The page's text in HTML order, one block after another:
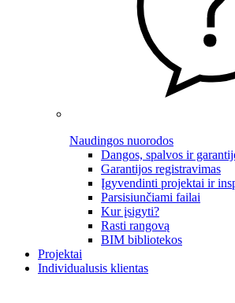
Naudingos nuorodos
Dangos, spalvos ir
Garantijos registravimas
Įgyvendinti projektai ir
Parsisiunčiami failai
Kur įsigyti?
Rasti rangovą
BIM bibliotekos
Projektai
Individualusis klientas